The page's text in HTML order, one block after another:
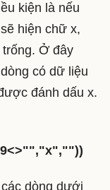
kiện là nếu
hiện chữ x,
Ở đây
có dữ liệu
đánh dấu x.
<>"","x",""))
dòng dưới